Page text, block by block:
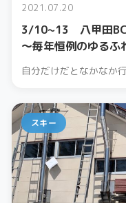
2021.07.20
3/10~13 八甲田BC
〜毎年恒例のゆるふ
自分だけだとなかなか
スキー